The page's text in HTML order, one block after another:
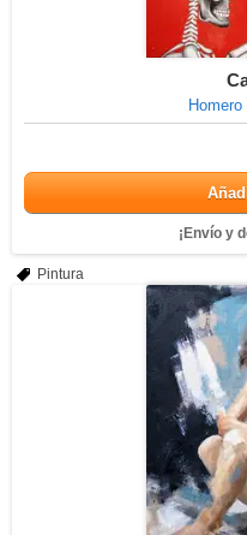
¡Envío y
Pintura